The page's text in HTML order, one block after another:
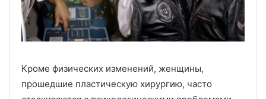
Кроме физических изменений, женщины,
прошедшие пластическую хирургию, часто